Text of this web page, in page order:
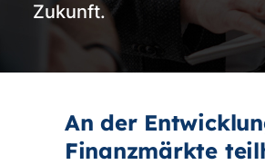
Zukunft.
An der
Finanzmärkte